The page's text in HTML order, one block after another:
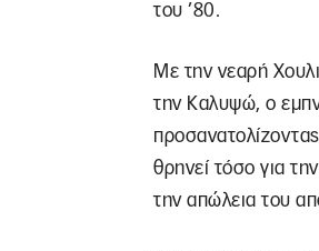
του ’80.
Με την νεαρή
την Καλυψώ, ο
θρηνεί τόσο για
την απώλεια του